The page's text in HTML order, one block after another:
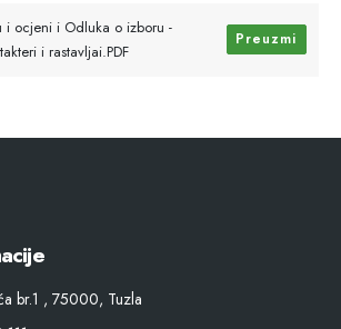
i ocjeni i Odluka o izboru -
i rastavljai.PDF
Preuzmi
br.1 , 75000, Tuzla